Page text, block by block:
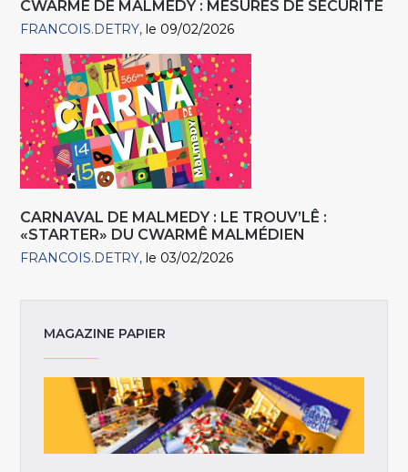
CWARMÈ DE MALMEDY : MESURES DE SÉCURITÉ
FRANCOIS.DETRY le 09/02/2026
CARNAVAL DE MALMEDY : LE TROUV’LÊ :
«STARTER» DU CWARMÊ MALMÉDIEN
FRANCOIS.DETRY le 03/02/2026
MAGAZINE PAPIER